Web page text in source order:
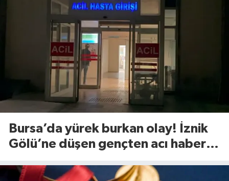
Bursa’da yürek burkan olay! İznik
Gölü’ne düşen gençten acı haber